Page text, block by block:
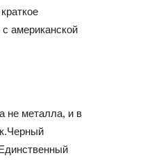
с американской
не металла, и в